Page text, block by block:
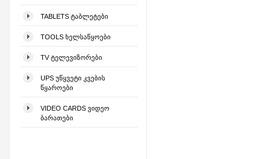
TABLETS ᲢᲐᲑᲚᲔᲢᲔᲑᲘ
TOOLS ᲮᲔᲚᲡᲐᲬᲧᲝᲔᲑᲘ
TV ᲢᲔᲚᲔᲕᲘᲖᲝᲠᲔᲑᲘ
UPS ᲣᲬᲧᲕᲔᲢᲘ ᲙᲕᲔᲑᲘᲡ
ᲬᲧᲐᲠᲝᲔᲑᲘ
VIDEO CARDS ᲕᲘᲓᲔᲝ
ᲑᲐᲠᲐᲗᲔᲑᲘ